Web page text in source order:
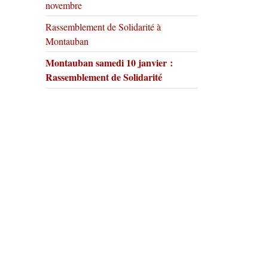
novembre
Rassemblement de Solidarité à
Montauban
Montauban samedi 10 janvier :
Rassemblement de Solidarité